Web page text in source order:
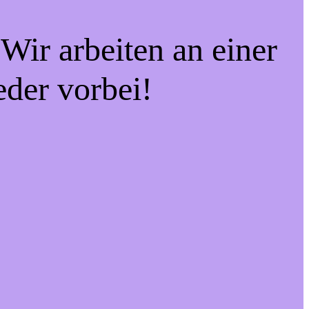
arbeiten an einer
vorbei!